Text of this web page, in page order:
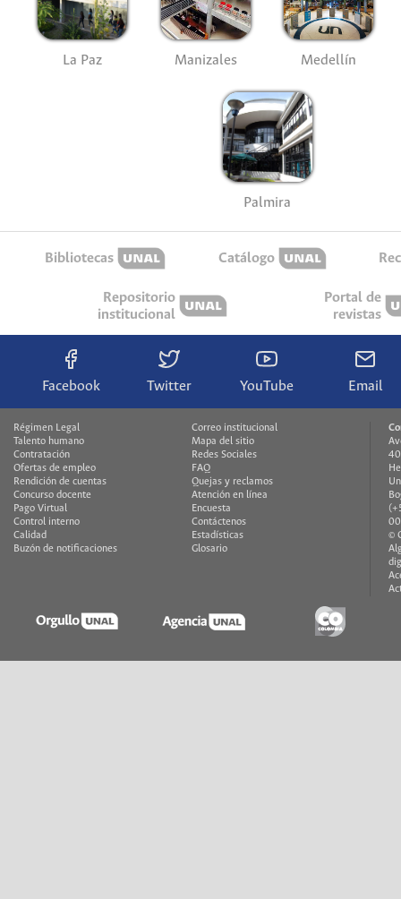
La Paz Manizales Medellín
Palmira
Bibliotecas Catálogo
Repositorio
institucional
Portal de
revistas
Facebook Twitter YouTube Email
Régimen Legal
Talento humano
Contratación
Ofertas de empleo
Rendición de cuentas
Concurso docente
Pago Virtual
Control interno
Calidad
Buzón de notificaciones
Correo institucional
Mapa del sitio
Redes Sociales
FAQ
Quejas y reclamos
Atención en línea
Encuesta
Contáctenos
Estadísticas
Glosario
©